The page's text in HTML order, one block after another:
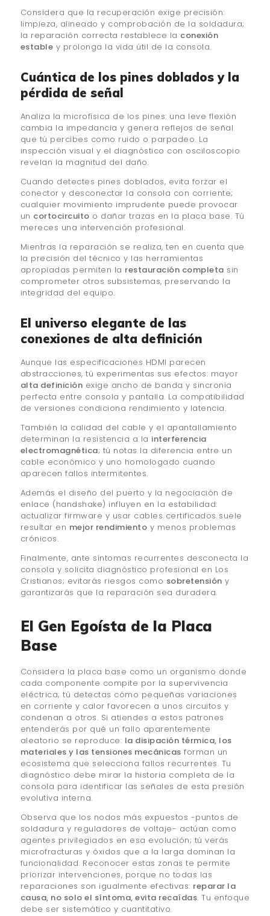
Considera que la recuperación exige precisión:
limpieza, alineado y comprobación de la soldadura;
la reparación correcta restablece la conexión
estable y prolonga la vida útil de la consola.
Cuántica de los pines doblados y la
pérdida de señal
Analiza la microfísica de los pines: una leve flexión
cambia la impedancia y genera reflejos de señal
que tú percibes como ruido o parpadeo. La
inspección visual y el diagnóstico con osciloscopio
revelan la magnitud del daño.
Cuando detectes pines doblados, evita forzar el
conector y desconectar la consola con corriente;
cualquier movimiento imprudente puede provocar
un cortocircuito o dañar trazas en la placa base. Tú
mereces una intervención profesional.
Mientras la reparación se realiza, ten en cuenta que
la precisión del técnico y las herramientas
apropiadas permiten la restauración completa sin
comprometer otros subsistemas, preservando la
integridad del equipo.
El universo elegante de las
conexiones de alta definición
Aunque las especificaciones HDMI parecen
abstracciones, tú experimentas sus efectos: mayor
alta definición exige ancho de banda y sincronía
perfecta entre consola y pantalla. La compatibilidad
de versiones condiciona rendimiento y latencia.
También la calidad del cable y el apantallamiento
determinan la resistencia a la interferencia
electromagnética; tú notas la diferencia entre un
cable económico y uno homologado cuando
aparecen fallos intermitentes.
Además el diseño del puerto y la negociación de
enlace (handshake) influyen en la estabilidad:
actualizar firmware y usar cables certificados suele
resultar en mejor rendimiento y menos problemas
crónicos.
Finalmente, ante síntomas recurrentes desconecta la
consola y solicita diagnóstico profesional en Los
Cristianos; evitarás riesgos como sobretensión y
garantizarás que la reparación sea duradera.
El Gen Egoísta de la Placa
Base
Considera la placa base como un organismo donde
cada componente compite por la supervivencia
eléctrica; tú detectas cómo pequeñas variaciones
en corriente y calor favorecen a unos circuitos y
condenan a otros. Si atiendes a estos patrones
entenderás por qué un fallo aparentemente
aleatorio se reproduce: la disipación térmica, los
materiales y las tensiones mecánicas forman un
ecosistema que selecciona fallos recurrentes. Tu
diagnóstico debe mirar la historia completa de la
consola para identificar las señales de esta presión
evolutiva interna.
Observa que los nodos más expuestos -puntos de
soldadura y reguladores de voltaje- actúan como
agentes privilegiados en esa evolución; tú verás
microfracturas y óxidos que a la larga dominan la
funcionalidad. Reconocer estas zonas te permite
priorizar intervenciones, porque no todas las
reparaciones son igualmente efectivas: reparar la
causa, no solo el síntoma, evita recaídas. Tu enfoque
debe ser sistemático y cuantitativo.